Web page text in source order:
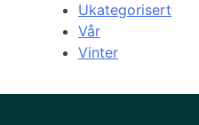
Ukategorisert
Vår
Vinter